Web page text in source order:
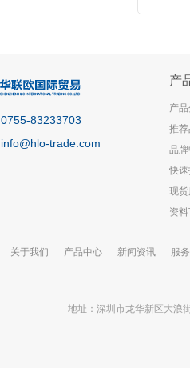
0755-83233703
info@hlo-trade.com
产
产
推
品
快速
现
资
关于我们 产品中心 新闻资讯 服
地址：深圳市龙华新区大浪